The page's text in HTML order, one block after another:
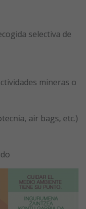
selectiva de
mineras o
air bags, etc.)